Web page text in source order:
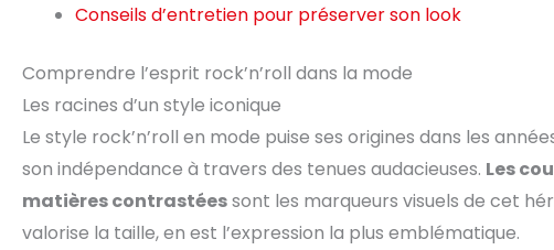
Conseils d’entretien pour préserver son look
Comprendre l’esprit rock’n’roll dans la mode
Les racines d’un style iconique
Le style rock’n’roll en mode puise ses origines dans les
son indépendance à travers des tenues audacieuses. Les
matières contrastéessont les marqueurs visuels de cet
valorise la taille, en est l’expression la plus emblématique.